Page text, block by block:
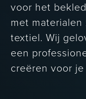
voor het
met
textiel. Wij
een
creëren voor